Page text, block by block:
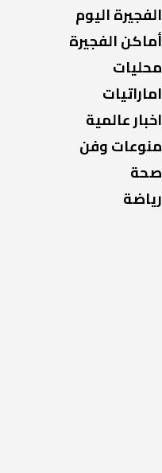
الفجيرة اليوم
أماكن الفجيرة
محليات
اماراتيات
اخبار عالمية
منوعات وفن
صحة
رياضة